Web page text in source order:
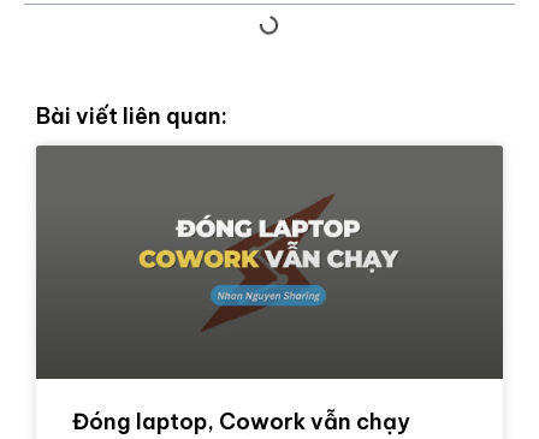
Bài viết liên quan:
Đóng laptop, Cowork vẫn chạy